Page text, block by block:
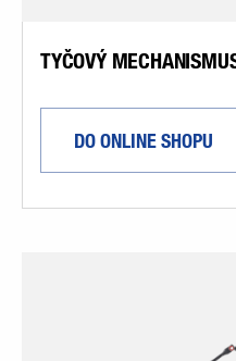
TYČOVÝ
DO ONLINE SHOPU